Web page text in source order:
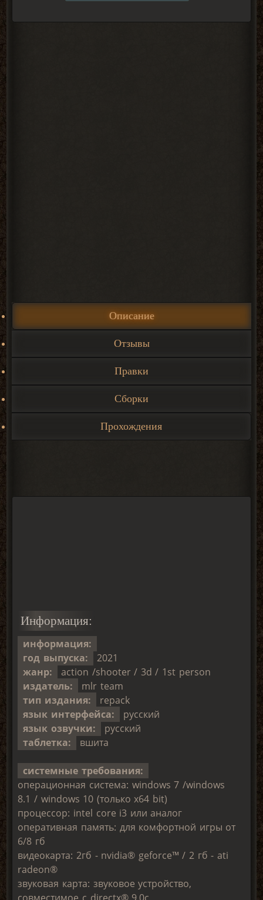
Описание
Отзывы
Правки
Сборки
Прохождения
Информация:
информация:
год выпуска:
2021
жанр:
action /shooter / 3d / 1st person
издатель:
mlr team
тип издания:
repack
язык интерфейса:
русский
язык озвучки:
русский
таблетка:
вшита
системные требования:
операционная система: windows 7 /windows
8.1 / windows 10 (только х64 bit)
процессор: intel core i3 или аналог
оперативная память: для комфортной игры от
6/8 гб
видеокарта: 2гб - nvidia® geforce™ / 2 гб - ati
radeon®
звуковая карта: звуковое устройство,